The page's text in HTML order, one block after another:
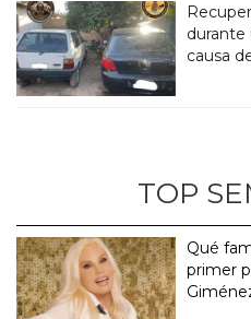
durante
causa
TOP
Qué
primer